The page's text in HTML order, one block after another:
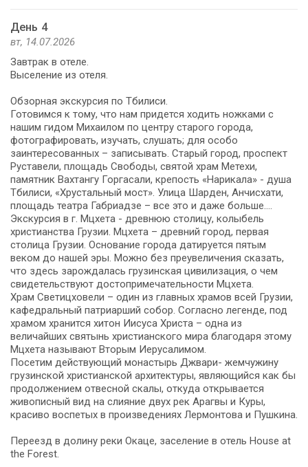
День 4
вт, 14.07.2026
Завтрак в отеле.
Выселение из отеля.
Обзорная экскурсия по Тбилиси.
Готовимся к тому, что нам придется ходить ножками с
нашим гидом Михаилом по центру старого города,
фотографировать, изучать, слушать; для особо
заинтересованных – записывать. Старый город, проспект
Руставели, площадь Свободы, святой храм Метехи,
памятник Вахтангу Горгасали, крепость «Нарикала» - душа
Тбилиси, «Хрустальный мост». Улица Шарден, Анчисхати,
площадь театра Габриадзе – все это и даже больше….
Экскурсия в г. Мцхета - древнюю столицу, колыбель
христианства Грузии. Мцхета – древний город, первая
столица Грузии. Основание города датируется пятым
веком до нашей эры. Можно без преувеличения сказать,
что здесь зарождалась грузинская цивилизация, о чем
свидетельствуют достопримечательности Мцхета.
Храм Светицховели – один из главных храмов всей Грузии,
кафедральный патриарший собор. Согласно легенде, под
храмом хранится хитон Иисуса Христа – одна из
величайших святынь христианского мира благодаря этому
Мцхета называют Вторым Иерусалимом.
Посетим действующий монастырь Джвари- жемчужину
грузинской христианской архитектуры, являющийся как бы
продолжением отвесной скалы, откуда открывается
живописный вид на слияние двух рек Арагвы и Куры,
красиво воспетых в произведениях Лермонтова и Пушкина.
Переезд в долину реки Окаце, заселение в отель House at
the Forest.